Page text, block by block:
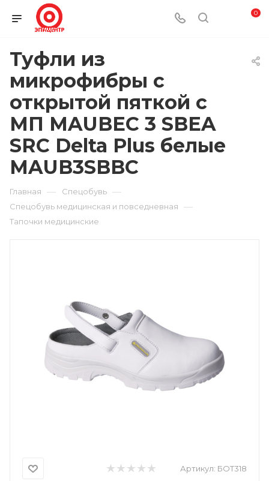
0
Туфли из
микрофибры с
открытой пяткой с
МП MAUBEC 3 SBEA
SRC Delta Plus белые
MAUB3SBBC
Главная — Спецобувь —
Спецобувь медицинская и повседневная —
Тапочки медицинские
Артикул: БОТ318